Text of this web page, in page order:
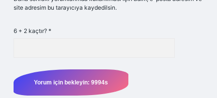
site adresim bu tarayıcıya kaydedilsin.
6 + 2 kaçtır? *